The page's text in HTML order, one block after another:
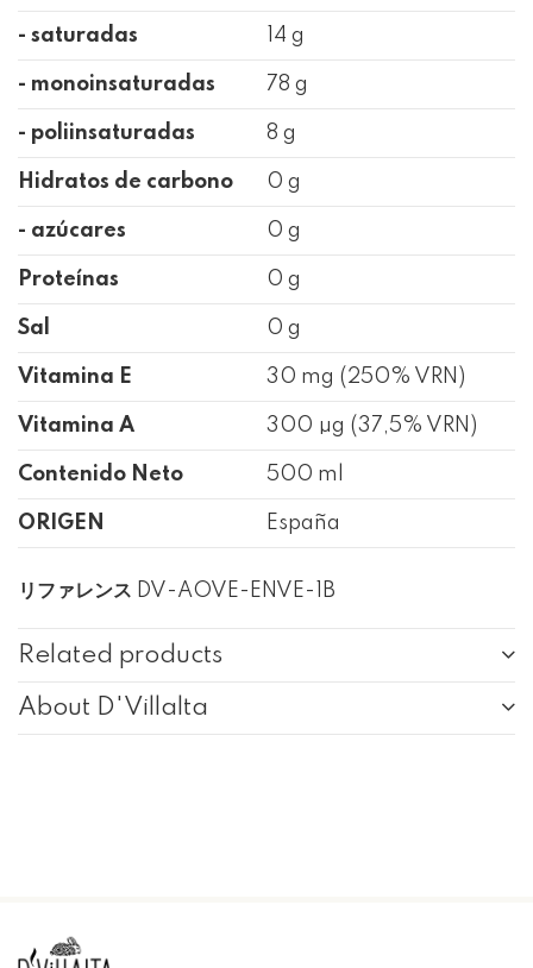
- saturadas 14 g
- monoinsaturadas 78 g
- poliinsaturadas 8 g
Hidratos de carbono 0 g
- azúcares 0 g
Proteínas 0 g
Sal 0 g
Vitamina E 30 mg (250% VRN)
Vitamina A 300 µg (37,5% VRN)
Contenido Neto 500 ml
ORIGEN España
リファレンス DV-AOVE-ENVE-1B
Related products
About D'Villalta